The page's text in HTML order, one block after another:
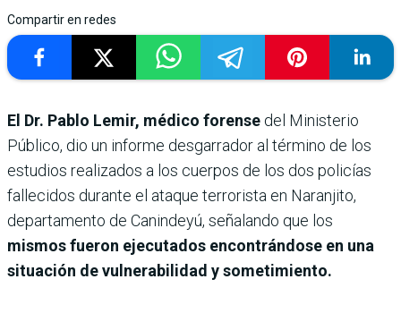
Compartir en redes
El Dr. Pablo Lemir, médico forense del Ministerio
Público, dio un informe desgarrador al término de los
estudios realizados a los cuerpos de los dos policías
fallecidos durante el ataque terrorista en Naranjito,
departamento de Canindeyú, señalando que los
mismos fueron ejecutados encontrándose en una
situación de vulnerabilidad y sometimiento.